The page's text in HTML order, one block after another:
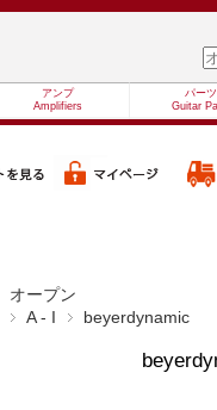
アンプ
Amplifiers
パーツ
Guitar
オープン
A - I beyerdynamic